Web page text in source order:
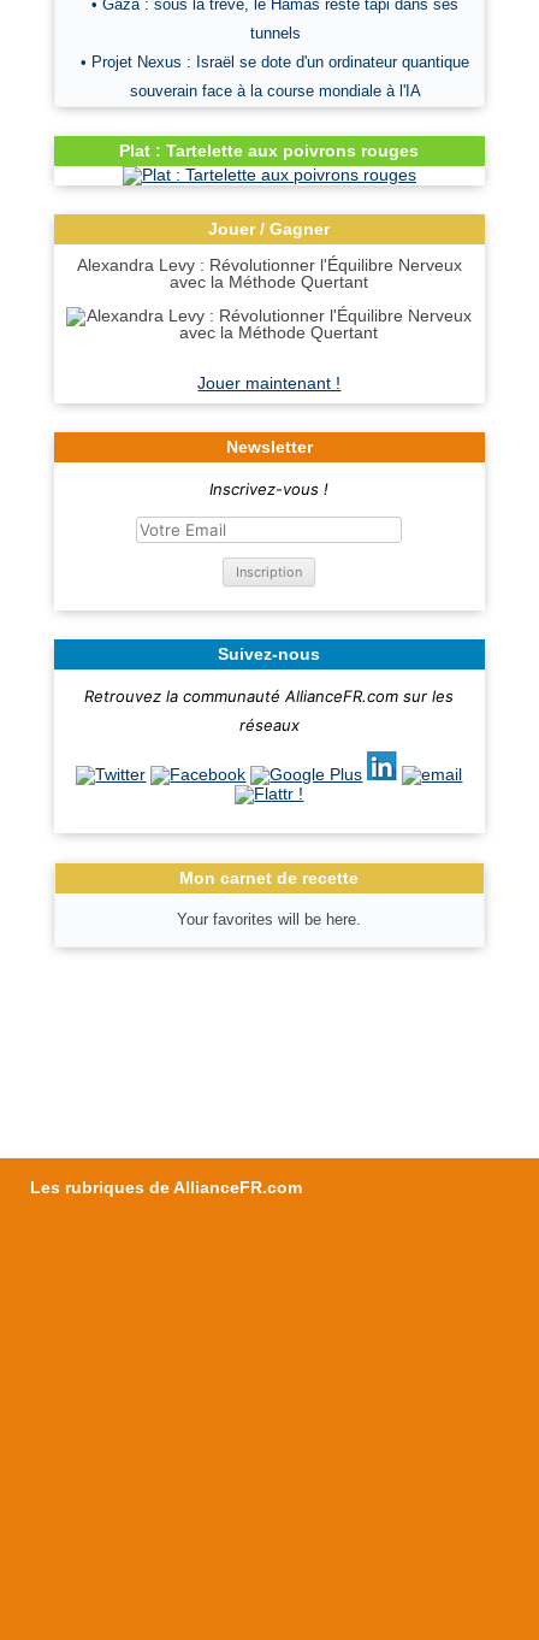
• Gaza : sous la trêve, le Hamas reste tapi dans ses
tunnels
• Projet Nexus : Israël se dote d'un ordinateur quantique
souverain face à la course mondiale à l'IA
Plat : Tartelette aux poivrons rouges
Jouer / Gagner
Alexandra Levy : Révolutionner l'Équilibre Nerveux
avec la Méthode Quertant
Jouer maintenant !
Newsletter
Inscrivez-vous !
Suivez-nous
Retrouvez la communauté AllianceFR.com sur les
réseaux
Mon carnet de recette
Your favorites will be here.
Les rubriques de AllianceFR.com